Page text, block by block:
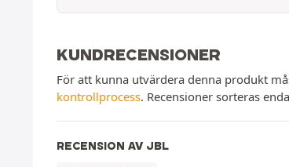
KUNDRECENSIONER
För att kunna utvärdera denna produkt
kontrollprocess. Recensioner sorteras
RECENSION AV JBL